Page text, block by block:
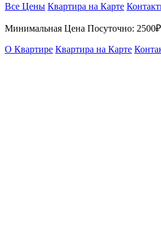
Все Цены Квартира на Карте
Минимальная Цена Посуточно: 2500₽
О Квартире Квартира на Карте